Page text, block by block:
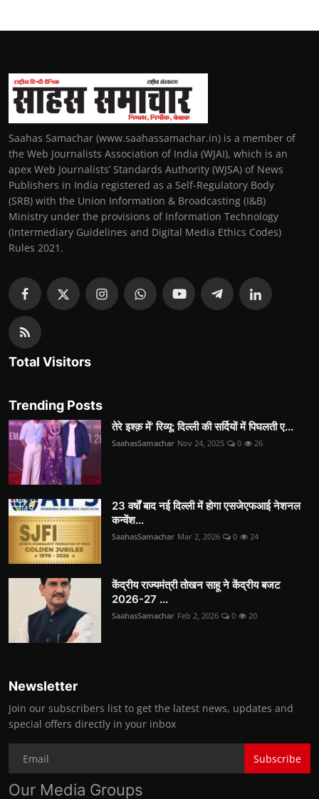
Saahas Samachar (www.saahassamachar.in) is a member of
the Web Journalists Association of India (WJAI), which is an
apex Web Journalists’ Standards Authority (WJSA) of News
Publishers in India registered as a Self-Regulatory Body
(SRB) with the Union Information & Broadcasting (I&B)
Ministry under the provisions of Information Technology
(Intermediary Guidelines and Digital Media Ethics Codes)
Rules 2021.
Total Visitors
Trending Posts
तेरे इश्क़ में’ रिव्यू: दिल्ली की सर्दियों में पिघलती ए...
SaahasSamachar Nov 24, 2025 0 26
23 वर्षों बाद नई दिल्ली में होगा एसजेएफआई नेशनल
कन्वेंश...
SaahasSamachar Mar 2, 2026 0 24
केंद्रीय राज्यमंत्री तोखन साहू ने केंद्रीय बजट
2026-27 ...
SaahasSamachar Feb 2, 2026 0 20
Newsletter
Join our subscribers list to get the latest news, updates and
special offers directly in your inbox
Subscribe
Our Media Groups